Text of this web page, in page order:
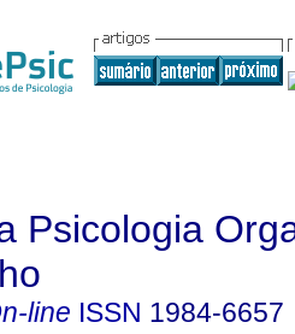
Psicologia
line ISSN 1984-6657